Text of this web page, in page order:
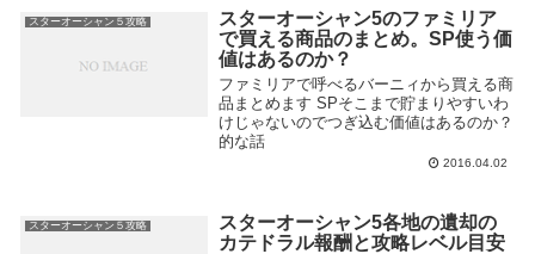
スターオーシャン５攻略
スターオーシャン5のファミリア
で買える商品のまとめ。SP使う価
値はあるのか？
ファミリアで呼べるバーニィから買える商
品まとめます SPそこまで貯まりやすいわ
けじゃないのでつぎ込む価値はあるのか？
的な話
2016.04.02
スターオーシャン５攻略
スターオーシャン5各地の遺却の
カテドラル報酬と攻略レベル目安